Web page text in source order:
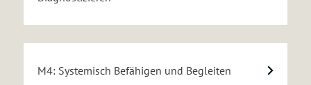
M4: Systemisch Befähigen und Begleiten